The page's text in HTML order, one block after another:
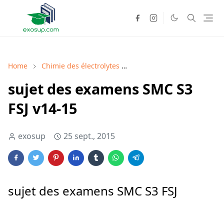
Home Chimie des électrolytes
sujet des examens SMC S3
FSJ v14-15
exosup 25 sept., 2015
sujet des examens SMC S3 FSJ